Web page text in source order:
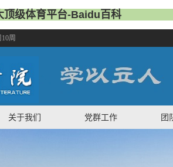
顶级体育平台-Baidu百科
周
关于我们 党群工作 团